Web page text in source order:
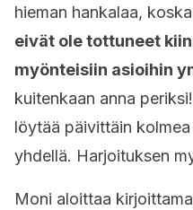
hieman hankalaa,
eivät ole tottuneet
myönteisiin asioihin
kuitenkaan anna
löytää päivittäin
yhdellä. Harjoituksen
Moni aloittaa